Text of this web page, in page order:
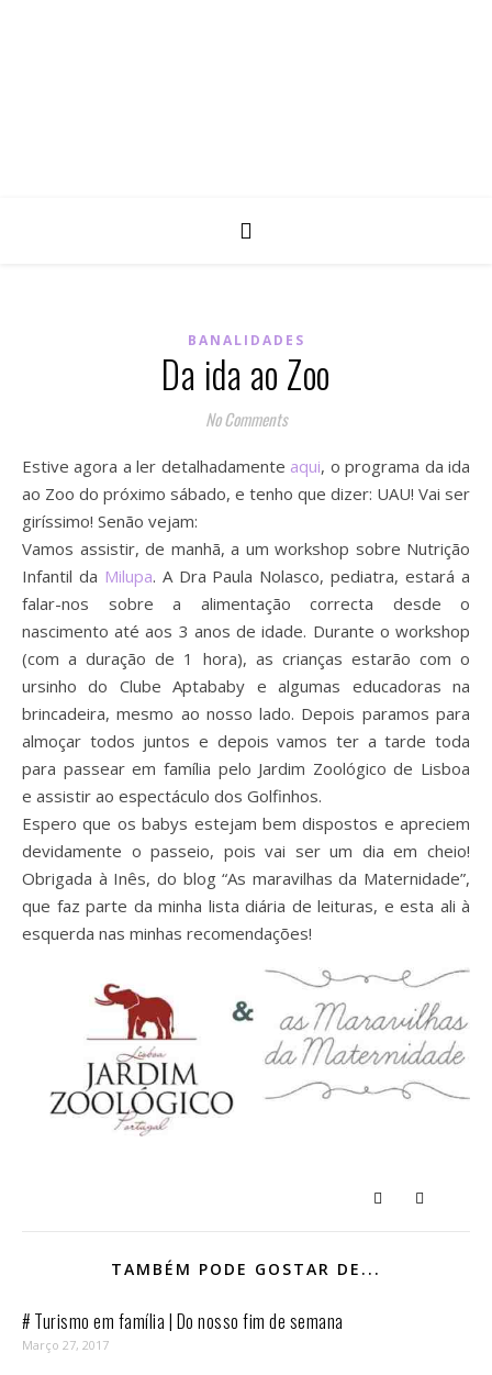
BANALIDADES
Da ida ao Zoo
No Comments
Estive agora a ler detalhadamente aqui, o programa da ida
ao Zoo do próximo sábado, e tenho que dizer: UAU! Vai ser
giríssimo! Senão vejam:
Vamos assistir, de manhã, a um workshop sobre Nutrição
Infantil da Milupa. A Dra Paula Nolasco, pediatra, estará a
falar-nos sobre a alimentação correcta desde o
nascimento até aos 3 anos de idade. Durante o workshop
(com a duração de 1 hora), as crianças estarão com o
ursinho do Clube Aptababy e algumas educadoras na
brincadeira, mesmo ao nosso lado. Depois paramos para
almoçar todos juntos e depois vamos ter a tarde toda
para passear em família pelo Jardim Zoológico de Lisboa
e assistir ao espectáculo dos Golfinhos.
Espero que os babys estejam bem dispostos e apreciem
devidamente o passeio, pois vai ser um dia em cheio!
Obrigada à Inês, do blog “As maravilhas da Maternidade”,
que faz parte da minha lista diária de leituras, e esta ali à
esquerda nas minhas recomendações!
TAMBÉM PODE GOSTAR DE...
# Turismo em família | Do nosso fim de semana
Março 27, 2017